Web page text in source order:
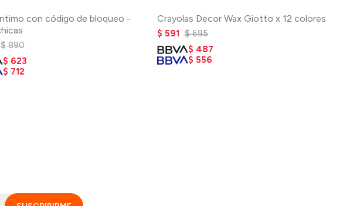
con código de bloqueo -
$ 890
$ 623
$ 712
Crayolas Decor Wax Giotto x 12 colores
$ 591 $ 695
$ 487
$ 556